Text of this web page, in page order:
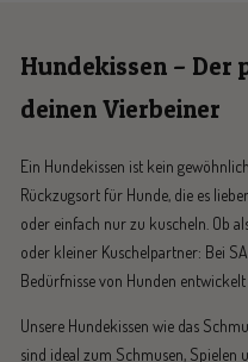
Hundekissen –
deinen Vierbeiner
Ein Hundekissen ist kein
Rückzugsort für Hunde, die es
oder einfach nur zu kuscheln. Ob
oder kleiner Kuschelpartner: Bei
Bedürfnisse von Hunden entwickelt
Unsere Hundekissen wie das
sind ideal zum Schmusen, Spielen